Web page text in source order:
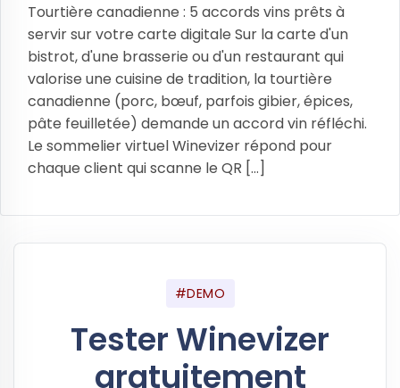
Tourtière canadienne : 5 accords vins prêts à
servir sur votre carte digitale Sur la carte d'un
bistrot, d'une brasserie ou d'un restaurant qui
valorise une cuisine de tradition, la tourtière
canadienne (porc, bœuf, parfois gibier, épices,
pâte feuilletée) demande un accord vin réfléchi.
Le sommelier virtuel Winevizer répond pour
chaque client qui scanne le QR [...]
#DEMO
Tester Winevizer
gratuitement